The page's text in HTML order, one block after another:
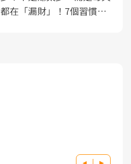
都在「漏財」！7個習慣一